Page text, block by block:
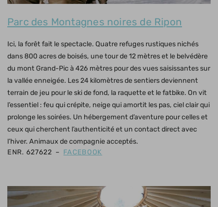
Parc des Montagnes noires de Ripon
Ici, la forêt fait le spectacle. Quatre refuges rustiques nichés
dans 800 acres de boisés, une tour de 12 mètres et le belvédère
du mont Grand-Pic à 426 mètres pour des vues saisissantes sur
la vallée enneigée. Les 24 kilomètres de sentiers deviennent
terrain de jeu pour le ski de fond, la raquette et le fatbike. On vit
l’essentiel : feu qui crépite, neige qui amortit les pas, ciel clair qui
prolonge les soirées. Un hébergement d’aventure pour celles et
ceux qui cherchent l’authenticité et un contact direct avec
l’hiver. Animaux de compagnie acceptés.
ENR. 627622 – FACEBOOK